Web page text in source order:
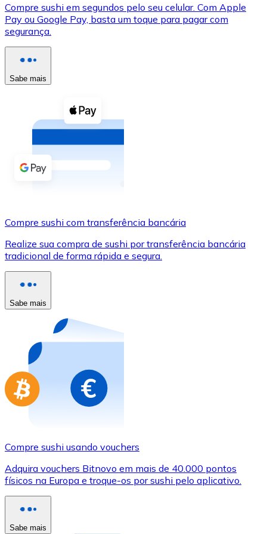
XRP
XRP
Ver tudo
Cupons cripto
Compre criptomoedas com dinheiro e outros
Comprar com dinheiro
Transferência SEPA
Use cartões Visa e Mastercard para comprar
Comprar com cartão
Compre cartões-presente das suas marcas favoritas
Ir para a loja de cartões-presente
Compre sushi em segundos pelo seu celular. Com Apple
Pay ou Google Pay, basta um toque para pagar com
segurança.
Sabe mais
Compre sushi com transferência bancária
Realize sua compra de sushi por transferência bancária
tradicional de forma rápida e segura.
Sabe mais
Compre sushi usando vouchers
Adquira vouchers Bitnovo em mais de 40.000 pontos
físicos na Europa e troque-os por sushi pelo aplicativo.
Sabe mais